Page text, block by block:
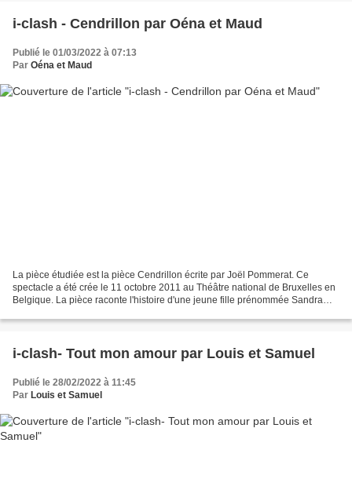
i-clash - Cendrillon par Oéna et Maud
Publié le 01/03/2022 à 07:13
Par Oéna et Maud
La pièce étudiée est la pièce Cendrillon écrite par Joël Pommerat. Ce
spectacle a été crée le 11 octobre 2011 au Théâtre national de Bruxelles en
Belgique. La pièce raconte l'histoire d'une jeune fille prénommée Sandra
i-clash- Tout mon amour par Louis et Samuel
Publié le 28/02/2022 à 11:45
Par Louis et Samuel